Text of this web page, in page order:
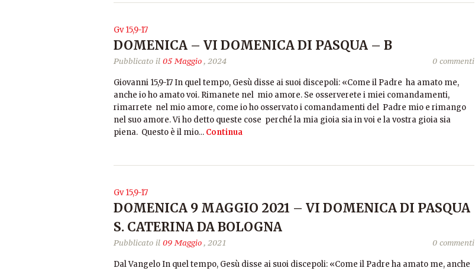
Gv 15,9-17
DOMENICA – VI DOMENICA DI PASQUA – B
Pubblicato il 05 Maggio, 2024 0 commenti
Giovanni 15,9-17 In quel tempo, Gesù disse ai suoi discepoli: «Come il Padre ha amato me,
anche io ho amato voi. Rimanete nel mio amore. Se osserverete i miei comandamenti,
rimarrete nel mio amore, come io ho osservato i comandamenti del Padre mio e rimango
nel suo amore. Vi ho detto queste cose perché la mia gioia sia in voi e la vostra gioia sia
piena. Questo è il mio… Continua
Gv 15,9-17
DOMENICA 9 MAGGIO 2021 – VI DOMENICA DI PASQUA
S. CATERINA DA BOLOGNA
Pubblicato il 09 Maggio, 2021 0 commenti
Dal Vangelo In quel tempo, Gesù disse ai suoi discepoli: «Come il Padre ha amato me, anche